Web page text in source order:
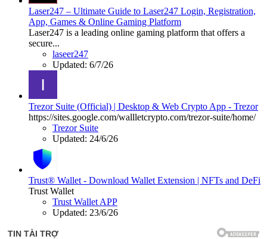
Laser247 – Ultimate Guide to Laser247 Login, Registration,
App, Games & Online Gaming Platform
Laser247 is a leading online gaming platform that offers a
secure...
laseer247
Updated: 6/7/26
Trezor Suite (Official) | Desktop & Web Crypto App - Trezor
https://sites.google.com/wallletcrypto.com/trezor-suite/home/
Trezor Suite
Updated: 24/6/26
Trust® Wallet - Download Wallet Extension | NFTs and DeFi
Trust Wallet
Trust Wallet APP
Updated: 23/6/26